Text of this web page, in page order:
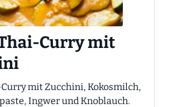
Curry mit
mit Zucchini, Kokosmilch,
Ingwer und Knoblauch.